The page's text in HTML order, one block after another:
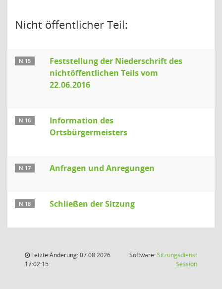
Nicht öffentlicher Teil:
N 15
Feststellung der Niederschrift des
nichtöffentlichen Teils vom
22.06.2016
N 16
Information des
Ortsbürgermeisters
N 17 Anfragen und Anregungen
N 18 Schließen der Sitzung
Letzte Änderung: 07.08.2026
17:02:15
Software:Sitzungsdienst
Session(Wird in